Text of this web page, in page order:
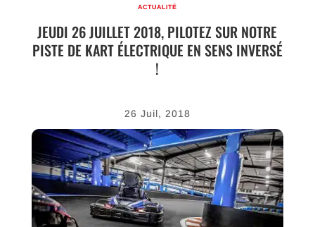
ACTUALITÉ
JEUDI 26 JUILLET 2018, PILOTEZ SUR NOTRE
PISTE DE KART ÉLECTRIQUE EN SENS INVERSÉ
!
26 Juil, 2018